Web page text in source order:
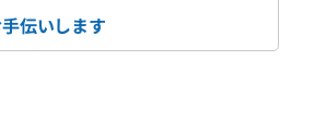
伝いします